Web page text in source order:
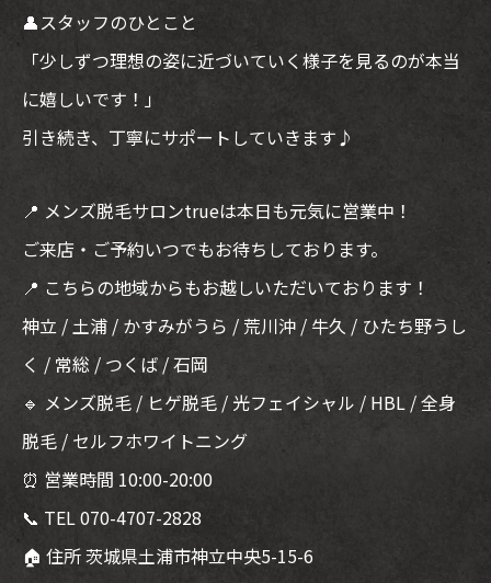
👤スタッフのひとこと
「少しずつ理想の姿に近づいていく様子を見るのが本当
に嬉しいです！」
引き続き、丁寧にサポートしていきます♪
📍 メンズ脱毛サロンtrueは本日も元気に営業中！
ご来店・ご予約いつでもお待ちしております。
📍 こちらの地域からもお越しいただいております！
神立 / 土浦 / かすみがうら / 荒川沖 / 牛久 / ひたち野うし
く / 常総 / つくば / 石岡
🔹 メンズ脱毛 / ヒゲ脱毛 / 光フェイシャル / HBL / 全身
脱毛 / セルフホワイトニング
⏰ 営業時間 10:00-20:00
📞 TEL 070-4707-2828
🏠 住所 茨城県土浦市神立中央5-15-6